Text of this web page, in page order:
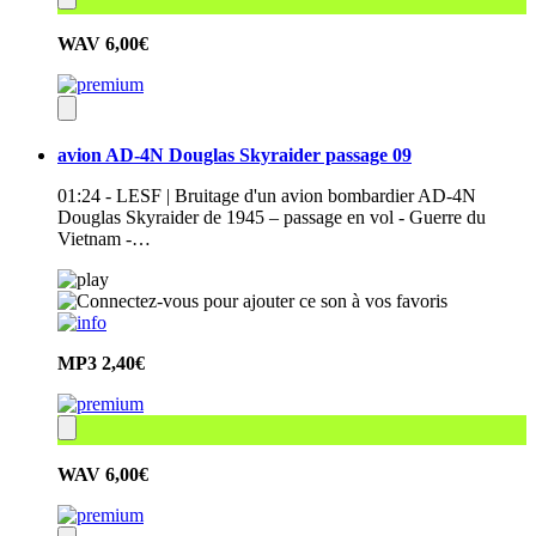
WAV 6,00€
avion AD-4N Douglas Skyraider passage 09
01:24 - LESF | Bruitage d'un avion bombardier AD-4N
Douglas Skyraider de 1945 – passage en vol - Guerre du
Vietnam -…
MP3 2,40€
WAV 6,00€